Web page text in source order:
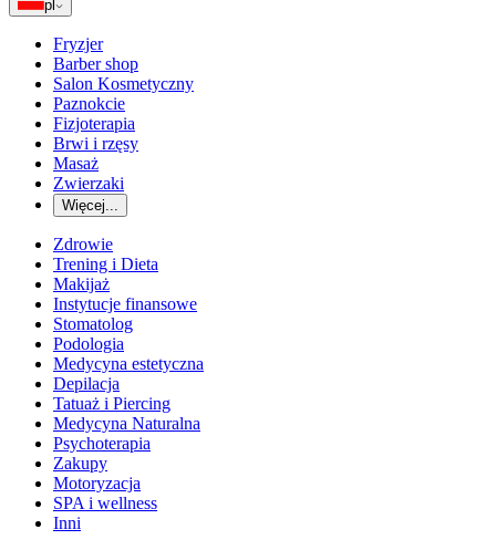
pl
Fryzjer
Barber shop
Salon Kosmetyczny
Paznokcie
Fizjoterapia
Brwi i rzęsy
Masaż
Zwierzaki
Więcej...
Zdrowie
Trening i Dieta
Makijaż
Instytucje finansowe
Stomatolog
Podologia
Medycyna estetyczna
Depilacja
Tatuaż i Piercing
Medycyna Naturalna
Psychoterapia
Zakupy
Motoryzacja
SPA i wellness
Inni